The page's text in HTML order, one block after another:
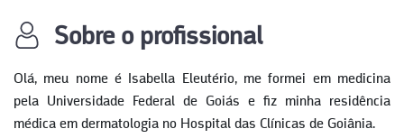
Sobre o profissional
Olá, meu nome é Isabella Eleutério, me formei em medicina
pela Universidade Federal de Goiás e fiz minha residência
médica em dermatologia no Hospital das Clínicas de Goiânia.